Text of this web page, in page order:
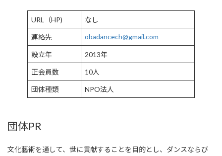
URL（HP) なし
連絡先 obadancech@gmail.com
設立年 2013年
正会員数 10人
団体種類 NPO法人
団体PR
文化藝術を通して、世に貢献することを目的とし、ダンスならび